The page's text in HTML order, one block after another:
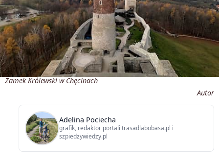
Zamek Królewski w Chęcinach
Autor
Adelina Pociecha
grafik, redaktor portali trasadlabobasa.pl i
szpiedzywiedzy.pl